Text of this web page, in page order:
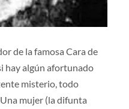
de la famosa Cara de
hay algún afortunado
misterio, todo
mujer (la difunta